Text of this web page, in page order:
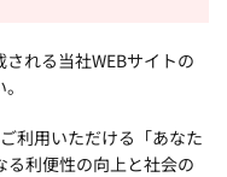
れる当社WEBサイトの
利用いただける「あなた
利便性の向上と社会の